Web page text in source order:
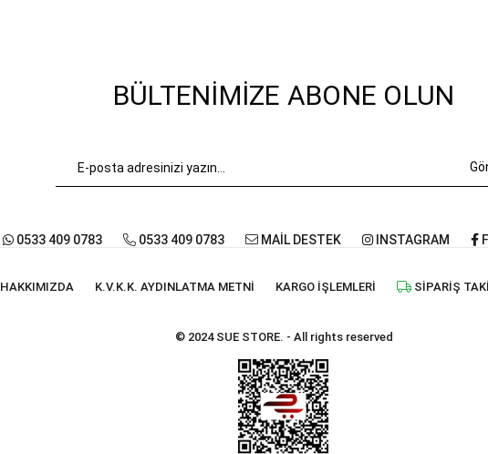
BÜLTENIMIZE ABONE OLUN
0533 409 0783 0533 409 0783 MAİL DESTEK INSTAGRAM
HAKKIMIZDA K.V.K.K. AYDINLATMA METNI KARGO İŞLEMLERI SIPARIŞ
© 2024 SUE STORE. - All rights reserved